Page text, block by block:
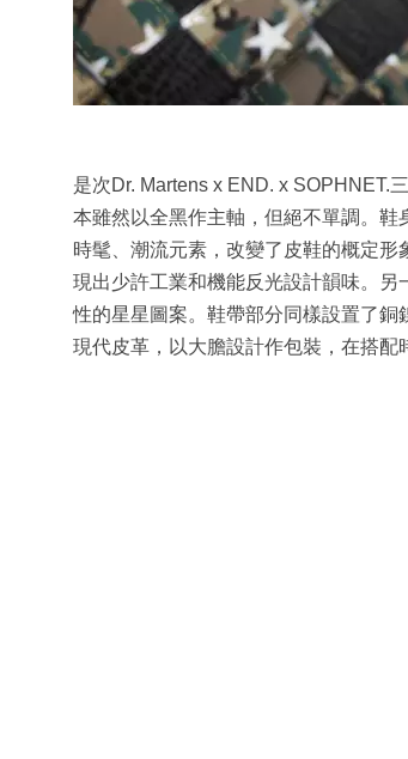
是次Dr. Martens x END. x SOPHNET.
本雖然以全黑作主軸，但絕不單調。
時髦、潮流元素，改變了皮鞋的概定
現出少許工業和機能反光設計韻味。
性的星星圖案。鞋帶部分同樣設置了
現代皮革，以大膽設計作包裝，在搭配